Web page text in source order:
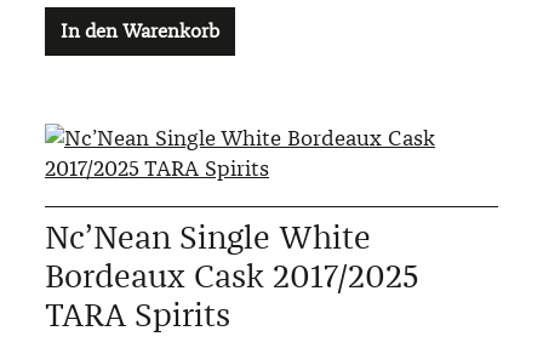
In den Warenkorb
Nc’Nean Single White
Bordeaux Cask 2017/2025
TARA Spirits